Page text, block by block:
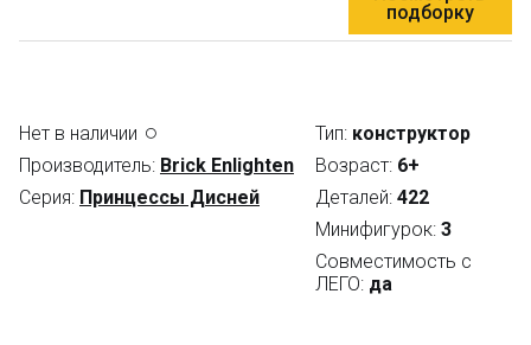
подборку
Нет в наличии
Производитель: Brick Enlighten
Серия: Принцессы Дисней
Тип: конструктор
Возраст: 6+
Деталей: 422
Минифигурок: 3
Совместимость с
ЛЕГО: да